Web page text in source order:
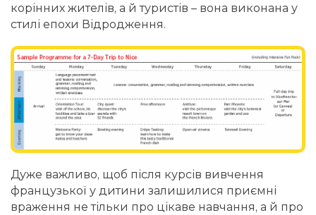
корінних жителів, а й туристів – вона виконана у
стилі епохи Відродження.
Дуже важливо, щоб після курсів вивчення
французької у дитини залишилися приємні
враження не тільки про цікаве навчання, а й про